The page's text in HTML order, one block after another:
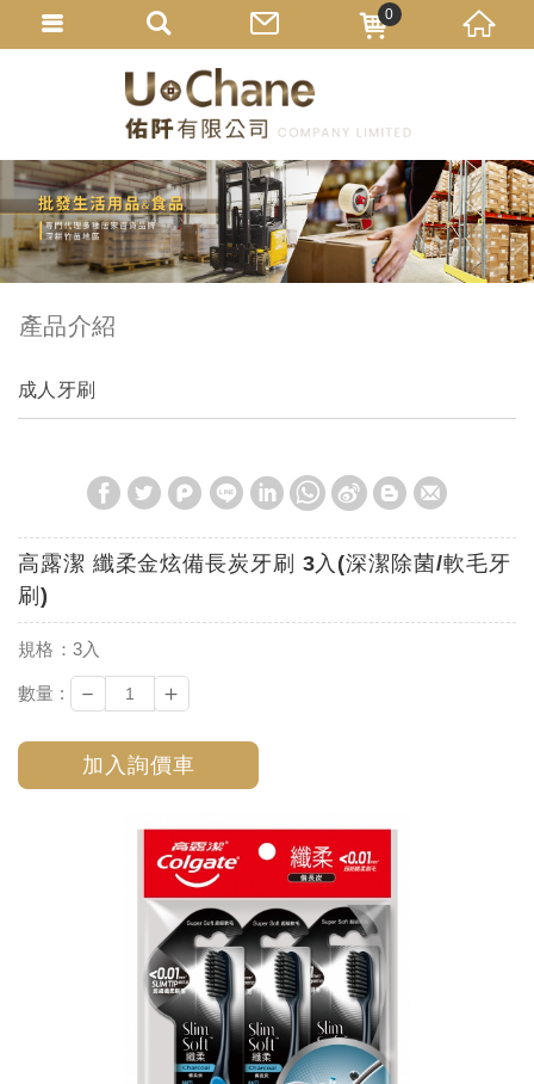
產品介紹
成人牙刷
高露潔 纖柔金炫備長炭牙刷 3入(深潔除菌/軟毛牙
刷)
規格：3入
數量 : － ＋
加入詢價車
0